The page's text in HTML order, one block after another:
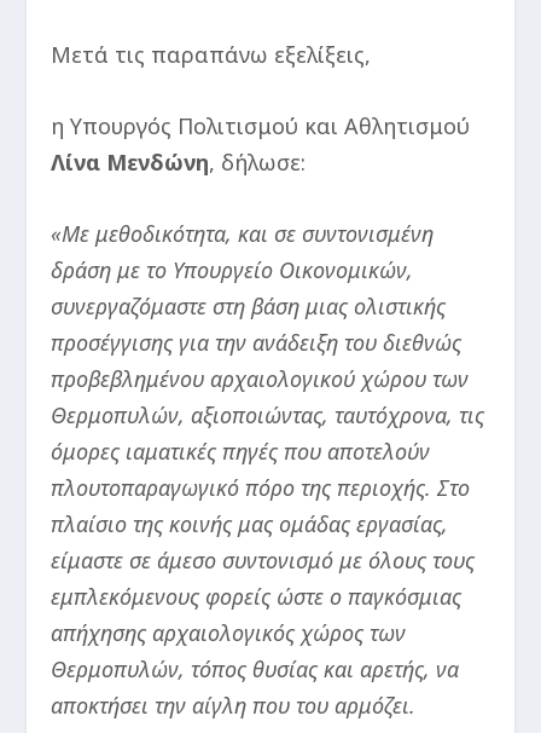
Μετά τις παραπάνω εξελίξεις,
η Υπουργός Πολιτισμού και Αθλητισμού
Λίνα Μενδώνη, δήλωσε:
«Με μεθοδικότητα, και σε συντονισμένη
δράση με το Υπουργείο Οικονομικών,
συνεργαζόμαστε στη βάση μιας ολιστικής
προσέγγισης για την ανάδειξη του διεθνώς
προβεβλημένου αρχαιολογικού χώρου των
Θερμοπυλών, αξιοποιώντας, ταυτόχρονα, τις
όμορες ιαματικές πηγές που αποτελούν
πλουτοπαραγωγικό πόρο της περιοχής. Στο
πλαίσιο της κοινής μας ομάδας εργασίας,
είμαστε σε άμεσο συντονισμό με όλους τους
εμπλεκόμενους φορείς ώστε ο παγκόσμιας
απήχησης αρχαιολογικός χώρος των
Θερμοπυλών, τόπος θυσίας και αρετής, να
αποκτήσει την αίγλη που του αρμόζει.